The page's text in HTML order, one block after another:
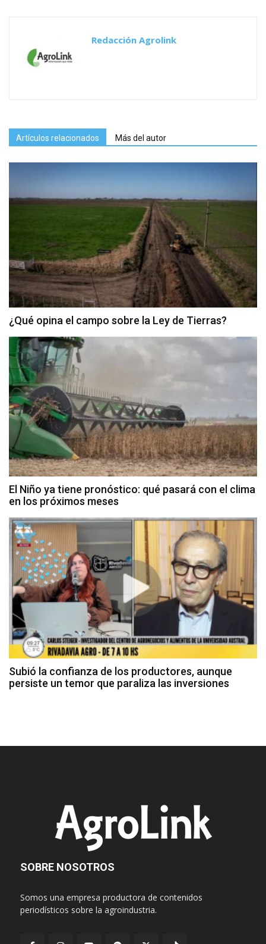
Redacción Agrolink
Artículos relacionados Más del autor
¿Qué opina el campo sobre la Ley de Tierras?
El Niño ya tiene pronóstico: qué pasará con el clima
en los próximos meses
Subió la confianza de los productores, aunque
persiste un temor que paraliza las inversiones
SOBRE NOSOTROS
Somos una empresa productora de contenidos
periodísticos sobre la agroindustria.